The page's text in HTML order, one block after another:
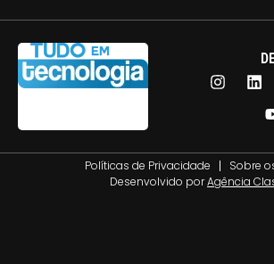
Políticas de Privacidade
Sobre
Desenvolvido porAgência